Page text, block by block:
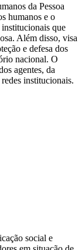
da Pessoa
humanos e o
que
Além disso, visa
e defesa dos
nacional. O
agentes, da
institucionais.
social e